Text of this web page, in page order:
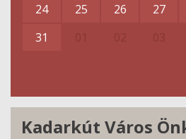
24
25 26 27
31
Kadarkút Város